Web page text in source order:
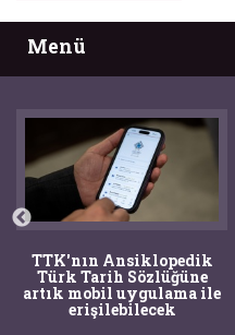
Menü
TTK'nın Ansiklopedik
Türk Tarih Sözlüğüne
artık mobil uygulama ile
erişilebilecek